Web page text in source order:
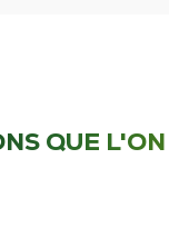
QUE